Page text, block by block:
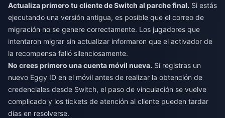
Actualiza primero tu cliente de Switch al parche final. Si estás
ejecutando una versión antigua, es posible que el correo de
migración no se genere correctamente. Los jugadores que
intentaron migrar sin actualizar informaron que el activador de
la recompensa falló silenciosamente.
No crees primero una cuenta móvil nueva. Si registras un
nuevo Eggy ID en el móvil antes de realizar la obtención de
credenciales desde Switch, el paso de vinculación se vuelve
complicado y los tickets de atención al cliente pueden tardar
días en resolverse.